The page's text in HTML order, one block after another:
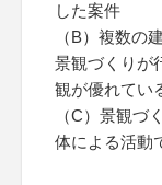
した案件
（B）複数の
景観づくりが
観が優れてい
（C）景観づ
体による活動